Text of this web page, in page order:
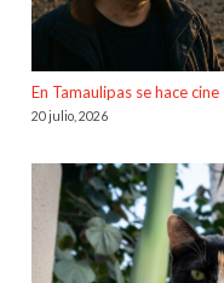
En Tamaulipas se hace cine
20 julio, 2026